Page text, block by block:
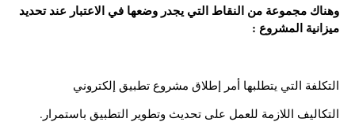
وهناك مجموعة من النقاط التي يجدر وضعها في الاعتبار عند تحديد
ميزانية المشروع :
التكلفة التي يتطلبها أمر إطلاق مشروع تطبيق إلكتروني
التكاليف اللازمة للعمل على تحديث وتطوير التطبيق باستمرار.